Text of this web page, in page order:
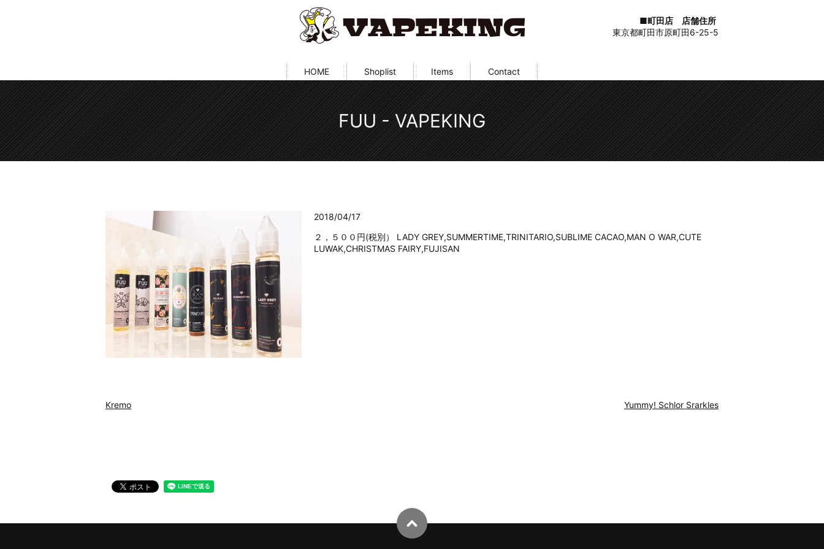
■町田店 店舗住所
東京都町田市原町田6-25-5
HOME Shoplist Items Contact
FUU - VAPEKING
2018/04/17
２，５００円(税別） LADY GREY,SUMMERTIME,TRINITARIO,SUBLIME CACAO,MAN O WAR,CUTE
LUWAK,CHRISTMAS FAIRY,FUJISAN
Kremo Yummy! Schlor Srarkles